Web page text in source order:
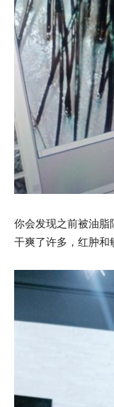
你会发现之前被油
干爽了许多，红肿和